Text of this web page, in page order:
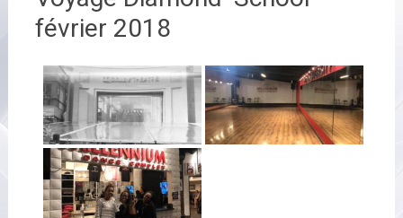
février 2018